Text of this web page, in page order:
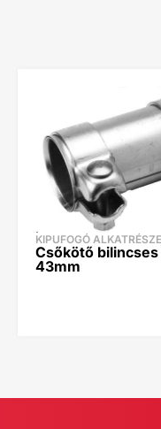
KIPUFOGÓ
Csőkötő bilincses
43mm